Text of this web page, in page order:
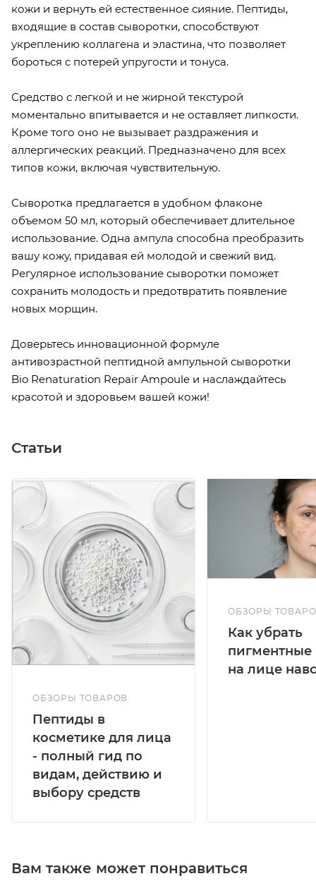
кожи и вернуть ей естественное сияние. Пептиды,
входящие в состав сыворотки, способствуют
укреплению коллагена и эластина, что позволяет
бороться с потерей упругости и тонуса.
Средство с легкой и не жирной текстурой
моментально впитывается и не оставляет липкости.
Кроме того оно не вызывает раздражения и
аллергических реакций. Предназначено для всех
типов кожи, включая чувствительную.
Сыворотка предлагается в удобном флаконе
объемом 50 мл, который обеспечивает длительное
использование. Одна ампула способна преобразить
вашу кожу, придавая ей молодой и свежий вид.
Регулярное использование сыворотки поможет
сохранить молодость и предотвратить появление
новых морщин.
Доверьтесь инновационной формуле
антивозрастной пептидной ампульной сыворотки
Bio Renaturation Repair Ampoule и наслаждайтесь
красотой и здоровьем вашей кожи!
Статьи
ОБЗОРЫ ТОВАРОВ
Пептиды в
косметике для лица
- полный гид по
видам, действию и
выбору средств
ОБЗОРЫ
Как убрать
пигментные
на лице
Вам также может понравиться